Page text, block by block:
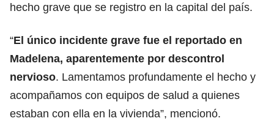
hecho grave que se registro en la capital del país.
“El único incidente grave fue el reportado en
Madelena, aparentemente por descontrol
nervioso. Lamentamos profundamente el hecho y
acompañamos con equipos de salud a quienes
estaban con ella en la vivienda”, mencionó.